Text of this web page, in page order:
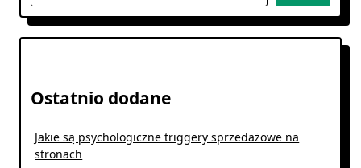
Ostatnio dodane
Jakie są psychologiczne triggery sprzedażowe na
stronach